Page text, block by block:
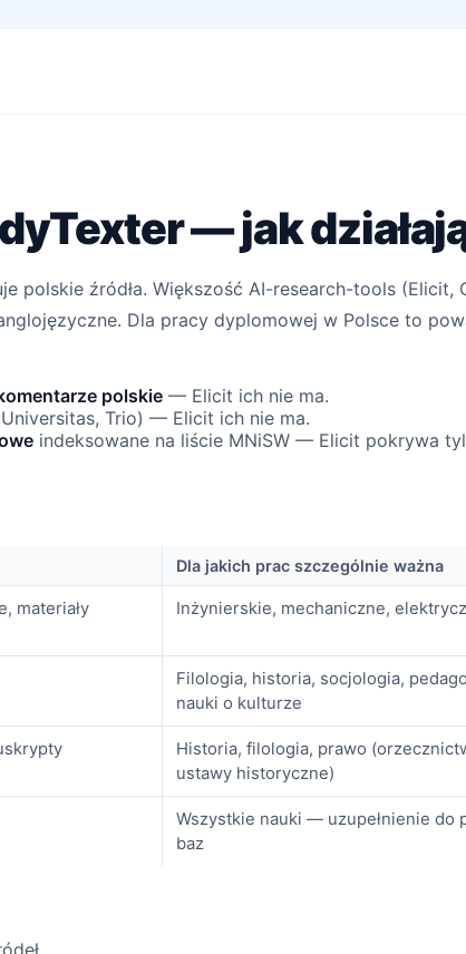
— jak
polskie źródła. Większość AI-research-tools (Elicit,
Dla pracy dyplomowej w Polsce to
polskie — Elicit ich nie ma.
Universitas, Trio) — Elicit ich nie ma.
indeksowane na liście MNiSW — Elicit pokrywa
Dla jakich prac szczególnie ważna
materiały
Inżynierskie, mechaniczne,
Filologia, historia, socjologia,
nauki o kulturze
Historia, filologia, prawo
ustawy historyczne)
Wszystkie nauki — uzupełnienie do
baz